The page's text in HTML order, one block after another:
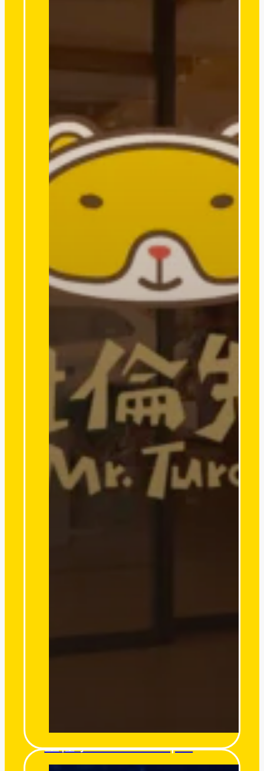
星裡學 Stars’ Whisper